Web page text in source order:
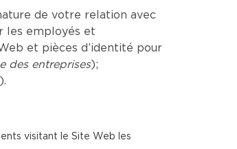
de votre relation avec
les employés et
et pièces d’identité pour
des entreprises);
visitant le Site Web les